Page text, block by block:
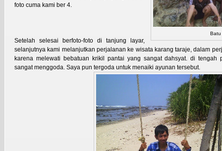
Batu
foto cuma kami ber 4.
Setelah selesai berfoto-foto di tanjung layar,
selanjutnya kami melanjutkan perjalanan ke wisata karang taraje, dalam
karena melewati bebatuan krikil pantai yang sangat dahsyat. di tengah
sangat menggoda. Saya pun tergoda untuk menaiki ayunan tersebut.